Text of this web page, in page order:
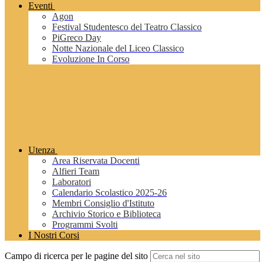
Eventi
Agon
Festival Studentesco del Teatro Classico
PiGreco Day
Notte Nazionale del Liceo Classico
Evoluzione In Corso
Utenza
Area Riservata Docenti
Alfieri Team
Laboratori
Calendario Scolastico 2025-26
Membri Consiglio d'Istituto
Archivio Storico e Biblioteca
Programmi Svolti
I Nostri Corsi
Campo di ricerca per le pagine del sito